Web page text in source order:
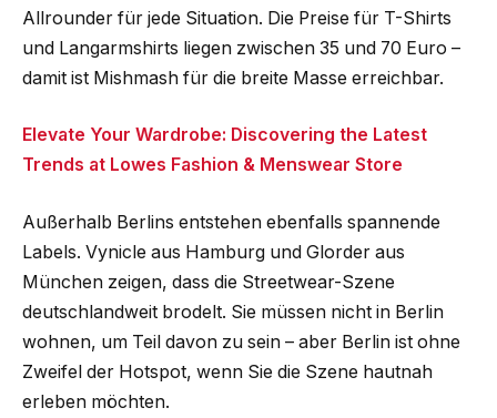
Allrounder für jede Situation. Die Preise für T-Shirts
und Langarmshirts liegen zwischen 35 und 70 Euro –
damit ist Mishmash für die breite Masse erreichbar.
Elevate Your Wardrobe: Discovering the Latest
Trends at Lowes Fashion & Menswear Store
Außerhalb Berlins entstehen ebenfalls spannende
Labels. Vynicle aus Hamburg und Glorder aus
München zeigen, dass die Streetwear-Szene
deutschlandweit brodelt. Sie müssen nicht in Berlin
wohnen, um Teil davon zu sein – aber Berlin ist ohne
Zweifel der Hotspot, wenn Sie die Szene hautnah
erleben möchten.